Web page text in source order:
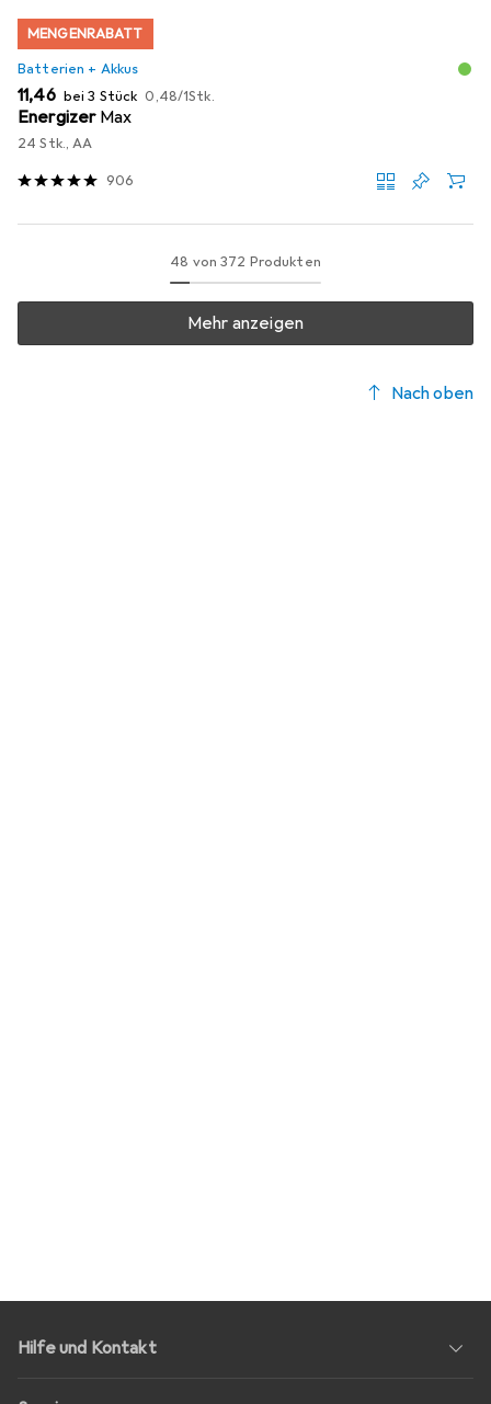
MENGENRABATT
Batterien + Akkus
EUR
11,46 bei 3 Stück EUR
0,48/1Stk.
Energizer Max
24 Stk., AA
906
48 von 372 Produkten
Mehr anzeigen
Nach oben
Hilfe und Kontakt